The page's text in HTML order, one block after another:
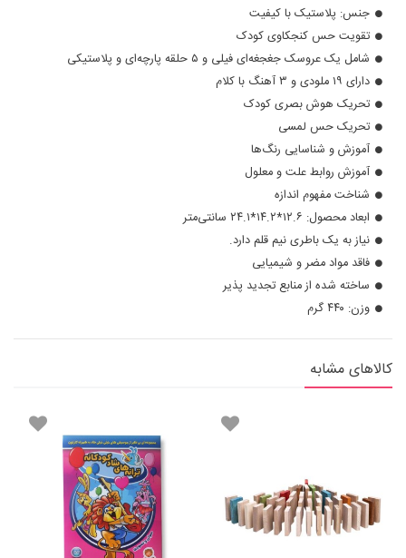
جنس: پلاستیک با کیفیت
تقویت حس کنجکاوی کودک
شامل یک عروسک جغجغه‌ای فیلی و ۵ حلقه پارچه‌ای و پلاستیکی
دارای ۱۹ ملودی و ۳ آهنگ با کلام
تحریک هوش بصری کودک
تحریک حس لمسی
آموزش و شناسایی رنگ‌ها
آموزش روابط علت و معلول
شناخت مفهوم اندازه
ابعاد محصول: ۱۲.۶*۱۴.۲*۲۴.۱ سانتی‌متر
نیاز به یک باطری نیم‌ قلم دارد.
فاقد مواد مضر و شیمیایی
ساخته شده از منابع تجدید پذیر
وزن: ۴۴۰ گرم
کالاهای مشابه